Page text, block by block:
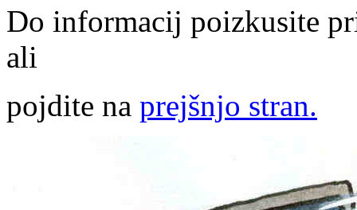
Do informacij poizkusite
ali
pojdite na prejšnjo stran.